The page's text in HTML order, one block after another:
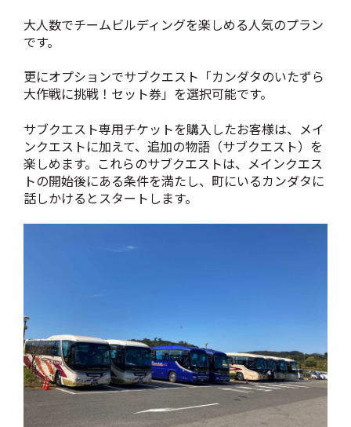
大人数でチームビルディングを楽しめる人気のプラン
です。
更にオプションでサブクエスト「カンダタのいたずら
大作戦に挑戦！セット券」を選択可能です。
サブクエスト専用チケットを購入したお客様は、メイ
ンクエストに加えて、追加の物語（サブクエスト）を
楽しめます。これらのサブクエストは、メインクエス
トの開始後にある条件を満たし、町にいるカンダタに
話しかけるとスタートします。